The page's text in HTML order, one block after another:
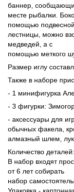
баннер,
месте рыбалки.
помощью подвесной
лестницы, можно
медведей, а с
помощью меткого
Размер иглу
Также в наборе
- 1 минифигурка
- 3 фигурки:
- аксессуары для
обычных факела,
алмазный шлем,
Количество
В набор входят
от 6 лет собирать
набор
Упаковка -